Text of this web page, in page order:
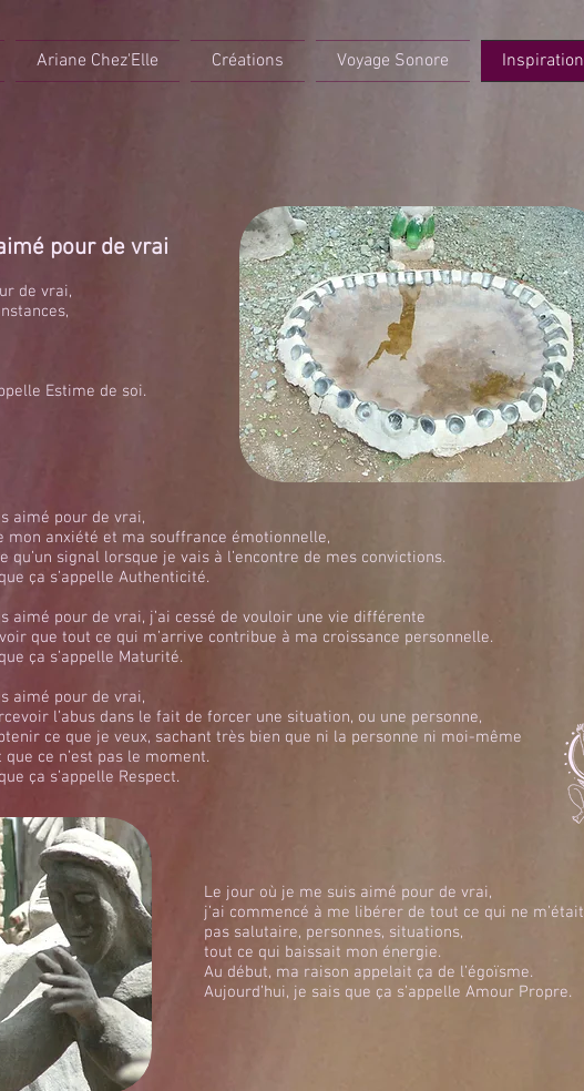
Ariane Chez'Elle Créations Voyage Sonore Inspiration
pour de vrai
de vrai,
Estime de soi.
aimé pour de vrai,
mon anxiété et ma souffrance émotionnelle,
qu’un signal lorsque je vais à l’encontre de mes convictions.
ça s’appelle Authenticité.
aimé pour de vrai, j’ai cessé de vouloir une vie différente
que tout ce qui m’arrive contribue à ma croissance personnelle.
ça s’appelle Maturité.
aimé pour de vrai,
l’abus dans le fait de forcer une situation, ou une personne,
ce que je veux, sachant très bien que ni la personne ni moi-même
ce n’est pas le moment.
ça s’appelle Respect.
Le jour où je me suis aimé pour de vrai,
j’ai commencé à me libérer de tout ce qui ne m’était
pas salutaire, personnes, situations,
tout ce qui baissait mon énergie.
Au début, ma raison appelait ça de l’égoïsme.
Aujourd’hui, je sais que ça s’appelle Amour Propre.